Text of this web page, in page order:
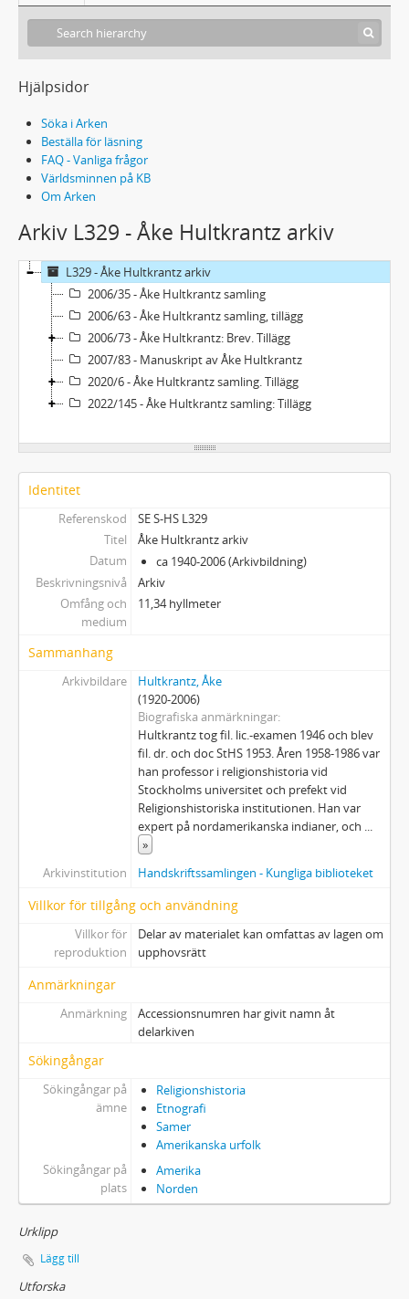
Hjälpsidor
Söka i Arken
Beställa för läsning
FAQ - Vanliga frågor
Världsminnen på KB
Om Arken
Arkiv L329 - Åke Hultkrantz arkiv
L329 - Åke Hultkrantz arkiv
2006/35 - Åke Hultkrantz samling
2006/63 - Åke Hultkrantz samling, tillägg
2006/73 - Åke Hultkrantz: Brev. Tillägg
2007/83 - Manuskript av Åke Hultkrantz
2020/6 - Åke Hultkrantz samling. Tillägg
2022/145 - Åke Hultkrantz samling: Tillägg
Identitet
Referenskod
SE S-HS L329
Titel
Åke Hultkrantz arkiv
Datum
ca 1940-2006 (Arkivbildning)
Beskrivningsnivå
Arkiv
Omfång och
medium
11,34 hyllmeter
Sammanhang
Arkivbildare
Hultkrantz, Åke
(1920-2006)
Biografiska anmärkningar
Hultkrantz tog fil. lic.-examen 1946 och blev
fil. dr. och doc StHS 1953. Åren 1958-1986 var
han professor i religionshistoria vid
Stockholms universitet och prefekt vid
Religionshistoriska institutionen. Han var
expert på nordamerikanska indianer, och ...
»
Arkivinstitution
Handskriftssamlingen - Kungliga biblioteket
Villkor för tillgång och användning
Villkor för
reproduktion
Delar av materialet kan omfattas av lagen om
upphovsrätt
Anmärkningar
Anmärkning
Accessionsnumren har givit namn åt
delarkiven
Sökingångar
Sökingångar på
ämne
Religionshistoria
Etnografi
Samer
Amerikanska urfolk
Sökingångar på
plats
Amerika
Norden
Urklipp
Lägg till
Utforska